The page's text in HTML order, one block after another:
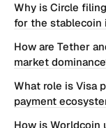
Why is Circle
for the stablecoin
How are Tether
market
What role is Visa
payment
How is Worldcoin